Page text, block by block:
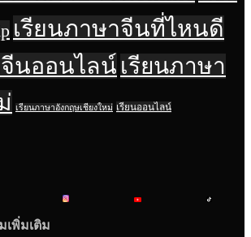
เรียนภาษาจีนที่ไหนดี
นออนไลน์ เรียนภาษา
เรียนภาษาอังกฤษเชียงใหม่ เรียนออนไลน์
เพิ่มเติม